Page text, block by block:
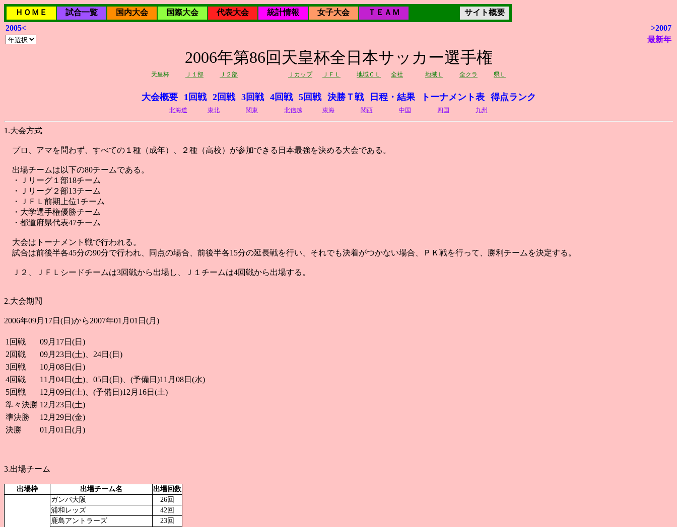
ＨＯＭＥ 試合一覧 国内大会 国際大会 代表大会 統計情報 女子大会 ＴＥＡＭ
サイト概要
2005<
>2007
最新年
2006年第86回天皇杯全日本サッカー選手権
天皇杯 Ｊ１部 Ｊ２部 Ｊカップ ＪＦＬ 地域ＣＬ 全社 地域Ｌ 全クラ 県Ｌ
大会概要 1回戦 2回戦 3回戦 4回戦 5回戦 決勝Ｔ戦 日程・結果 トーナメント表 得点ランク
北海道 東北 関東 北信越 東海 関西 中国 四国 九州
1.大会方式
プロ、アマを問わず、すべての１種（成年）、２種（高校）が参加できる日本最強を決める大会である。
出場チームは以下の80チームである。
・Ｊリーグ１部18チーム
・Ｊリーグ２部13チーム
・ＪＦＬ前期上位1チーム
・大学選手権優勝チーム
・都道府県代表47チーム
大会はトーナメント戦で行われる。
試合は前後半各45分の90分で行われ、同点の場合、前後半各15分の延長戦を行い、それでも決着がつかない場合、ＰＫ戦を行って、勝利チームを決定する。
Ｊ２、ＪＦＬシードチームは3回戦から出場し、Ｊ１チームは4回戦から出場する。
2.大会期間
2006年09月17日(日)から2007年01月01日(月)
1回戦
09月17日(日)
2回戦
09月23日(土)、24日(日)
3回戦
10月08日(日)
4回戦
11月04日(土)、05日(日)、(予備日)11月08日(水)
5回戦
12月09日(土)、(予備日)12月16日(土)
準々決勝 12月23日(土)
準決勝
12月29日(金)
決勝
01月01日(月)
3.出場チーム
出場枠 出場チーム名 出場回数
ガンバ大阪
26回
浦和レッズ
42回
鹿島アントラーズ
23回